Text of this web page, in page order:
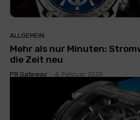
ALLGEMEIN
Mehr als nur Minuten:
die Zeit neu
PR Gateway 4. Februar 2025